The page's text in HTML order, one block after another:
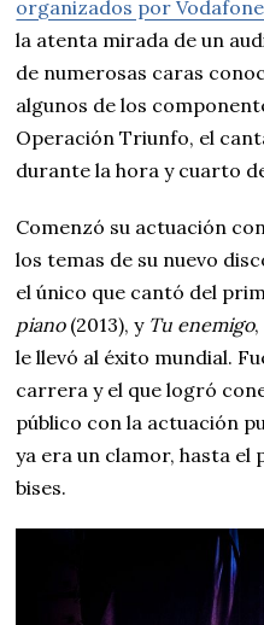
organizados por
la atenta mirada de un
de numerosas caras
algunos de los
Operación Triunfo, el
durante la hora y cuarto
Comenzó su actuación
los temas de su nuevo
el único que cantó del
piano(2013), y Tu enemigo
le llevó al éxito mundial.
carrera y el que logró
público con la actuación
ya era un clamor, hasta el
bises.